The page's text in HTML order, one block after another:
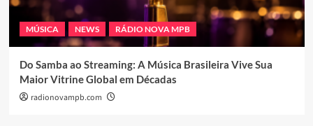
MÚSICA NEWS RÁDIO NOVA MPB
Do Samba ao Streaming: A Música Brasileira Vive Sua
Maior Vitrine Global em Décadas
radionovampb.com